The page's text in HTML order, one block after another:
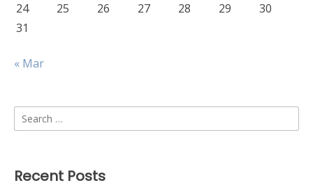
24
25 26 27 28 29
30
31
« Mar
Search
for:
Recent Posts